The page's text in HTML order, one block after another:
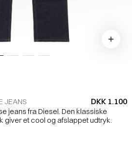
JEANS DKK 1.100
jeans fra Diesel. Den klassiske
giver et cool og afslappet udtryk.